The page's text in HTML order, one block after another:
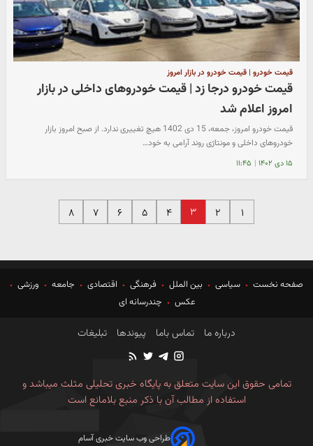
قیمت خودرو | قیمت خودرو در بازار امروز
قیمت خودرو درجا زد | قیمت خودروهای داخلی در بازار
امروز اعلام شد
قیمت خودرو امروز، جمعه، 15 دی 1402 هیچ تغییری ندارد. از صبح امروز بازار
خودروهای داخلی و مونتاژی روند آرامی به خود…
۱۵ دی ۱۴۰۲ | ۱۱:۴۵
۱ ۲ ۳ ۴ ۵ ۶ ۷ ۸
صفحه نخست سیاسی بین الملل فرهنگی اقتصادی جامعه
ورزشی
عکس
چندرسانه ای
درباره ما تماس باما پیوندها تبلیغات
تمامی حقوق این سایت متعلق به پایگاه خبری تحلیلی مثلث میباشد و
استفاده از مطالب آن با ذکر منبع بلامانع است
طراحی وب سایت خبری آسام